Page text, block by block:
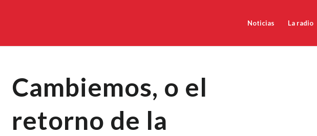
Noticias La radio
Cambiemos, o el
retorno de la